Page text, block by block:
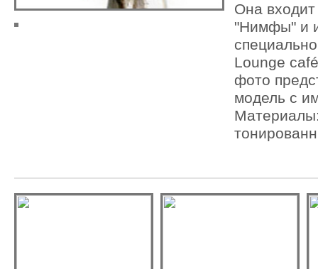
Она
"Нимфы" и
Lounge
фото
модель с